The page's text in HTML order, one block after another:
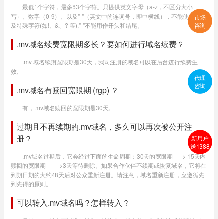
最低1个字符，最多63个字符。只提供英文字母（a-z，不区分大小
写）、数字（0-9）、以及"-"（英文中的连词号，即中横线），不能使用空格
及特殊字符(如!、&、? 等),"-"不能用作开头和结尾。
.mv域名续费宽限期多长？要如何进行域名续费？
.mv 域名续期宽限期是30天，我司注册的域名可以在后台进行续费生
效。
.mv域名有赎回宽限期 (rgp) ？
有，.mv域名赎回的宽限期是30天。
过期且不再续期的.mv域名，多久可以再次被公开注
册？
.mv域名过期后，它会经过下面的生命周期：30天的宽限期-----> 15天内
赎回的宽限期------->3天等待删除。如果合作伙伴不续期或恢复域名，它将在
到期日期的大约48天后对公众重新注册。请注意，域名重新注册，应遵循先
到先得的原则。
可以转入.mv域名吗？怎样转入？
市场
咨询
代理
咨询
新用户
送1388